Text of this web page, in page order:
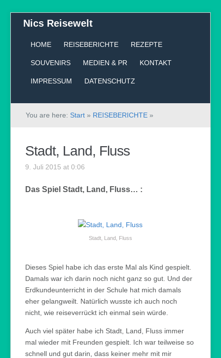
Nics Reisewelt
HOME REISEBERICHTE REZEPTE
SOUVENIRS MEDIEN & PR KONTAKT
IMPRESSUM DATENSCHUTZ
You are here: Start » REISEBERICHTE »
Stadt, Land, Fluss
9. Juli 2015 at 0:06
Das Spiel Stadt, Land, Fluss… :
Stadt, Land, Fluss
Dieses Spiel habe ich das erste Mal als Kind gespielt.
Damals war ich darin noch nicht ganz so gut. Und der
Erdkundeunterricht in der Schule hat mich damals
eher gelangweilt. Natürlich wusste ich auch noch
nicht, wie reiseverrückt ich einmal sein würde.
Auch viel später habe ich Stadt, Land, Fluss immer
mal wieder mit Freunden gespielt. Ich war teilweise so
schnell und gut darin, dass keiner mehr mit mir